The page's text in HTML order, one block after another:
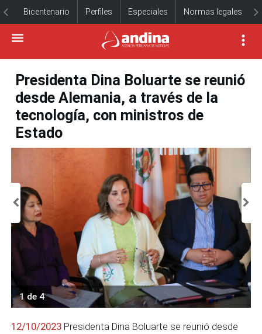
Bicentenario Perfiles Especiales Normas legales
Presidenta Dina Boluarte se reunió
desde Alemania, a través de la
tecnología, con ministros de
Estado
1 de 4
12/10/2023 Presidenta Dina Boluarte se reunió desde